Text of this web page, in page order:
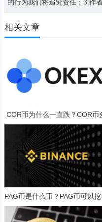
的行为我们将追究责任；3.作
相关文章
COR币为什么一直跌？COR币
少钱一枚？
PAG币是什么币？PAG币可以挖